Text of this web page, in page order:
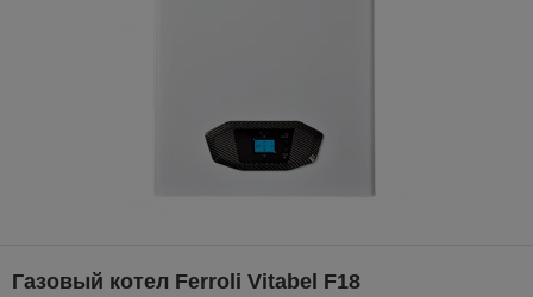
Газовый котел Ferroli Vitabel F18